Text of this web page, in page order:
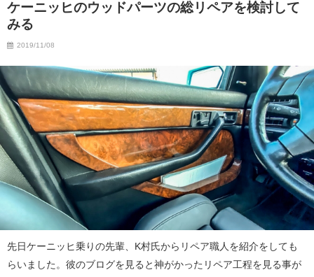
ケーニッヒのウッドパーツの総リペアを検討して
みる
2019/11/08
先日ケーニッヒ乗りの先輩、K村氏からリペア職人を紹介をしても
らいました。彼のブログを見ると神がかったリペア工程を見る事が